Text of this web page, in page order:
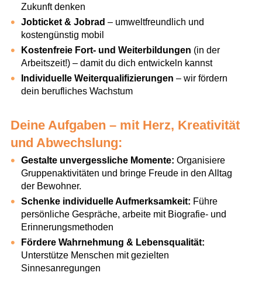
Zukunft denken
Jobticket & Jobrad – umweltfreundlich und
kostengünstig mobil
Kostenfreie Fort- und Weiterbildungen (in der
Arbeitszeit!) – damit du dich entwickeln kannst
Individuelle Weiterqualifizierungen – wir fördern
dein berufliches Wachstum
Deine Aufgaben – mit Herz, Kreativität
und Abwechslung:
Gestalte unvergessliche Momente: Organisiere
Gruppenaktivitäten und bringe Freude in den Alltag
der Bewohner.
Schenke individuelle Aufmerksamkeit: Führe
persönliche Gespräche, arbeite mit Biografie- und
Erinnerungsmethoden
Fördere Wahrnehmung & Lebensqualität:
Unterstütze Menschen mit gezielten
Sinnesanregungen